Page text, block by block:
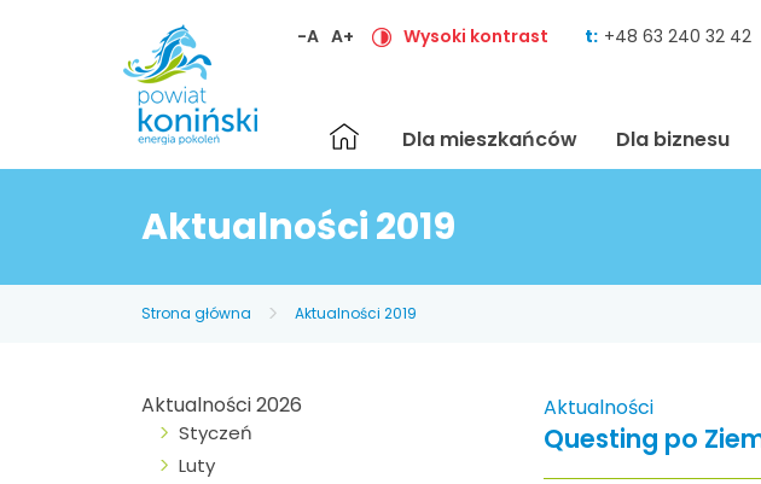
-A A+ Wysoki kontrast t: +48 63 240 32 42
Strona
główna
Dla mieszkańców Dla biznesu
Aktualności 2019
Strona główna Aktualności 2019
Aktualności 2026
Styczeń
Luty
Aktualności
Questing po